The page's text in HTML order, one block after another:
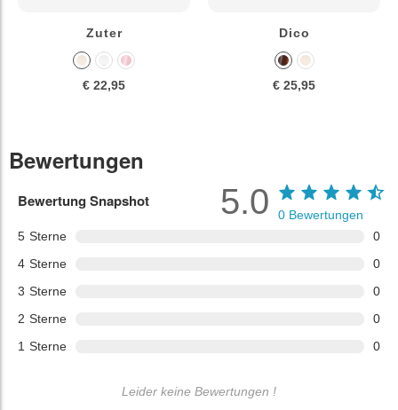
Zuter
€ 22,95
Dico
€ 25,95
Bewertungen
Bewertung Snapshot
5 Sterne
0
4 Sterne
0
3 Sterne
0
2 Sterne
0
1 Sterne 0
5.0 0 Bewertungen
Leider keine Bewertungen !